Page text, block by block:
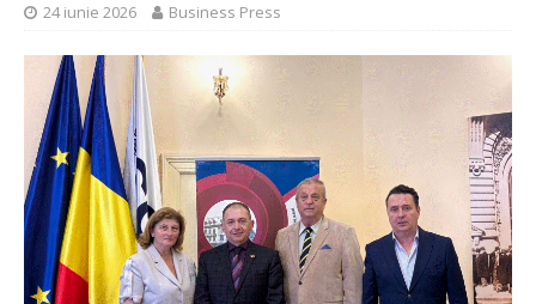
24 iunie 2026 Business Press